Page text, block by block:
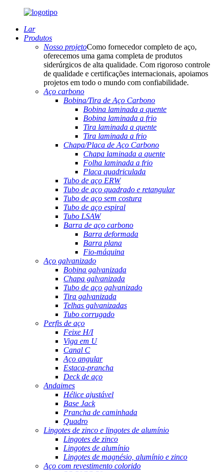
Lar
Produtos
Nosso projetoComo fornecedor completo de aço,
oferecemos uma gama completa de produtos
siderúrgicos de alta qualidade. Com rigoroso controle
de qualidade e certificações internacionais, apoiamos
projetos em todo o mundo com confiabilidade.
Aço carbono
Bobina/Tira de Aço Carbono
Bobina laminada a quente
Bobina laminada a frio
Tira laminada a quente
Tira laminada a frio
Chapa/Placa de Aço Carbono
Chapa laminada a quente
Folha laminada a frio
Placa quadriculada
Tubo de aço ERW
Tubo de aço quadrado e retangular
Tubo de aço sem costura
Tubo de aço espiral
Tubo LSAW
Barra de aço carbono
Barra deformada
Barra plana
Fio-máquina
Aço galvanizado
Bobina galvanizada
Chapa galvanizada
Tubo de aço galvanizado
Tira galvanizada
Telhas galvanizadas
Tubo corrugado
Perfis de aço
Feixe H/I
Viga em U
Canal C
Aço angular
Estaca-prancha
Deck de aço
Andaimes
Hélice ajustável
Base Jack
Prancha de caminhada
Quadro
Lingotes de zinco e lingotes de alumínio
Lingotes de zinco
Lingotes de alumínio
Lingotes de magnésio, alumínio e zinco
Aço com revestimento colorido